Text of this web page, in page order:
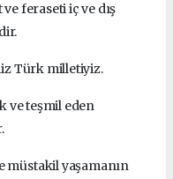
feraseti iç ve dış
Türk milletiyiz.
ve teşmil eden
müstakil yaşamanın